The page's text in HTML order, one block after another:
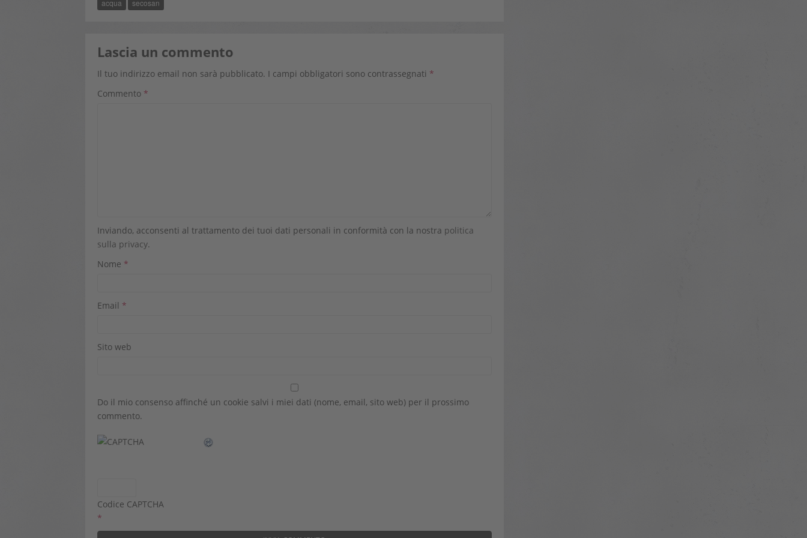
acqua secosan
Lascia un commento
Il tuo indirizzo email non sarà pubblicato. I campi obbligatori sono contrassegnati *
Commento *
Inviando, acconsenti al trattamento dei tuoi dati personali in conformità con la nostra politica
sulla privacy.
Nome *
Email *
Sito web
Do il mio consenso affinché un cookie salvi i miei dati (nome, email, sito web) per il prossimo
commento.
Codice CAPTCHA
*